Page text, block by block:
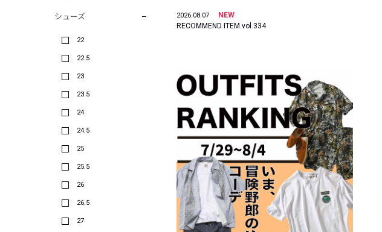
シューズ
22
22.5
23
23.5
24
24.5
25
25.5
26
26.5
27
2026.08.07
NEW
RECOMMEND ITEM vol.334